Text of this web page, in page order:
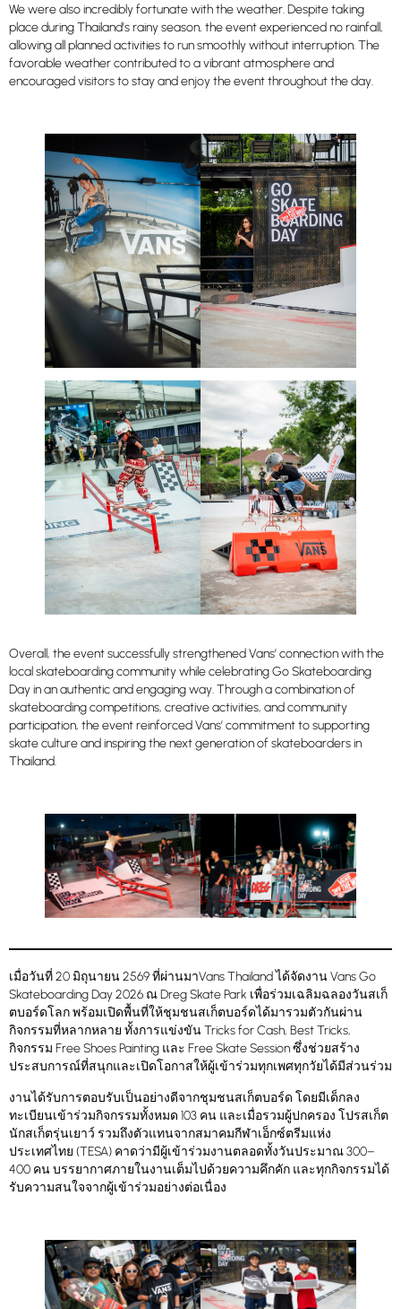
We were also incredibly fortunate with the weather. Despite taking
place during Thailand’s rainy season, the event experienced no rainfall,
allowing all planned activities to run smoothly without interruption. The
favorable weather contributed to a vibrant atmosphere and
encouraged visitors to stay and enjoy the event throughout the day.
Overall, the event successfully strengthened Vans’ connection with the
local skateboarding community while celebrating Go Skateboarding
Day in an authentic and engaging way. Through a combination of
skateboarding competitions, creative activities, and community
participation, the event reinforced Vans’ commitment to supporting
skate culture and inspiring the next generation of skateboarders in
Thailand.
เมื่อวันที่ 20 มิถุนายน 2569 ที่ผ่านมาVans Thailand ได้จัดงาน Vans Go
Skateboarding Day 2026 ณ Dreg Skate Park เพื่อร่วมเฉลิมฉลองวันสเก็
ตบอร์ดโลก พร้อมเปิดพื้นที่ให้ชุมชนสเก็ตบอร์ดได้มารวมตัวกันผ่าน
กิจกรรมที่หลากหลาย ทั้งการแข่งขัน Tricks for Cash, Best Tricks,
กิจกรรม Free Shoes Painting และ Free Skate Session ซึ่งช่วยสร้าง
ประสบการณ์ที่สนุกและเปิดโอกาสให้ผู้เข้าร่วมทุกเพศทุกวัยได้มีส่วนร่วม
งานได้รับการตอบรับเป็นอย่างดีจากชุมชนสเก็ตบอร์ด โดยมีเด็กลง
ทะเบียนเข้าร่วมกิจกรรมทั้งหมด 103 คน และเมื่อรวมผู้ปกครอง โปรสเก็ต
นักสเก็ตรุ่นเยาว์ รวมถึงตัวแทนจากสมาคมกีฬาเอ็กซ์ตรีมแห่ง
ประเทศไทย (TESA) คาดว่ามีผู้เข้าร่วมงานตลอดทั้งวันประมาณ 300–
400 คน บรรยากาศภายในงานเต็มไปด้วยความคึกคัก และทุกกิจกรรมได้
รับความสนใจจากผู้เข้าร่วมอย่างต่อเนื่อง